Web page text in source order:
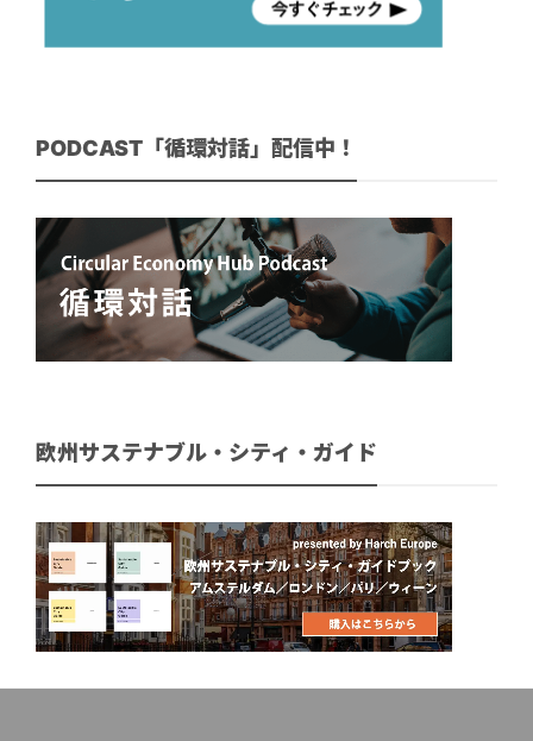
PODCAST「循環対話」配信中！
欧州サステナブル・シティ・ガイド